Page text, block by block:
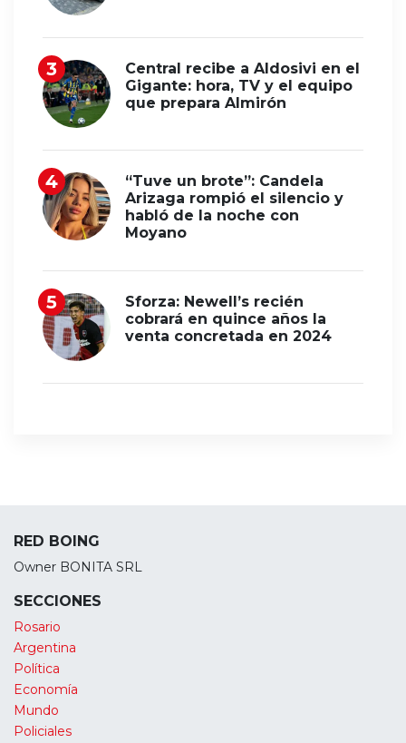
Central recibe a Aldosivi en el
Gigante: hora, TV y el equipo
que prepara Almirón
“Tuve un brote”: Candela
Arizaga rompió el silencio y
habló de la noche con
Moyano
Sforza: Newell’s recién
cobrará en quince años la
venta concretada en 2024
RED BOING
Owner BONITA SRL
SECCIONES
Rosario
Argentina
Política
Economía
Mundo
Policiales